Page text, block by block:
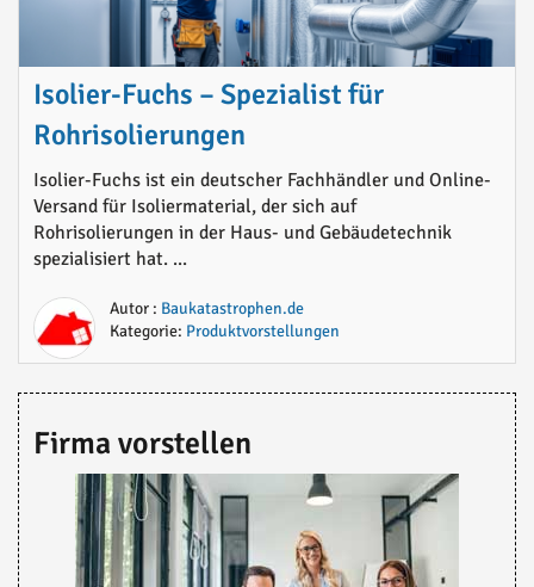
Isolier-Fuchs – Spezialist für
Rohrisolierungen
Isolier-Fuchs ist ein deutscher Fachhändler und Online-
Versand für Isoliermaterial, der sich auf
Rohrisolierungen in der Haus- und Gebäudetechnik
spezialisiert hat. ...
Autor : Baukatastrophen.de
Kategorie: Produktvorstellungen
Firma vorstellen